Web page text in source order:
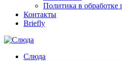
Политика в
Контакты
Briefly
Слюда